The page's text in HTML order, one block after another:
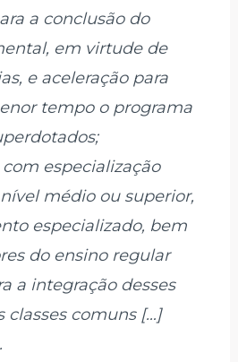
a conclusão do
em virtude de
e aceleração para
tempo o programa
com especialização
médio ou superior,
especializado, bem
do ensino regular
a integração desses
classes comuns […]